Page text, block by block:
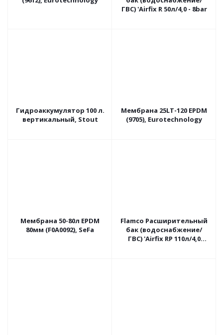
ГВС) 'Airfix R 50л/4,0 - 8bar
Гидроаккумулятор 100 л.
вертикальный, Stout
Мембрана 25LT-120 EPDM
(9705), Eurotechnology
Мембрана 50-80л EPDM
80мм (F0A0092), SeFa
Flamco Расширительный
бак (водоснабжение/
ГВС) 'Airfix RP 110л/4,0